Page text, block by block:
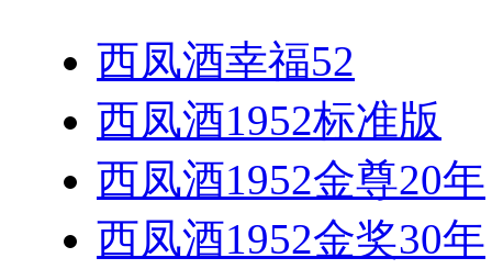
西凤酒幸福52
西凤酒1952标准版
西凤酒1952金尊20年
西凤酒1952金奖30年